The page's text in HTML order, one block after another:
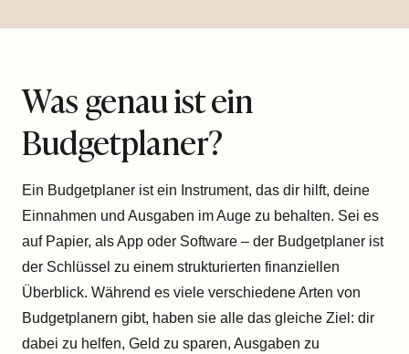
Was genau ist ein
Budgetplaner?
Ein Budgetplaner ist ein Instrument, das dir hilft, deine
Einnahmen und Ausgaben im Auge zu behalten. Sei es
auf Papier, als App oder Software – der Budgetplaner ist
der Schlüssel zu einem strukturierten finanziellen
Überblick. Während es viele verschiedene Arten von
Budgetplanern gibt, haben sie alle das gleiche Ziel: dir
dabei zu helfen, Geld zu sparen, Ausgaben zu